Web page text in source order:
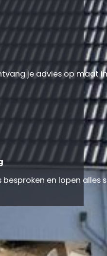
je advies op maat
besproken en lopen alles
woord
in alles wat we